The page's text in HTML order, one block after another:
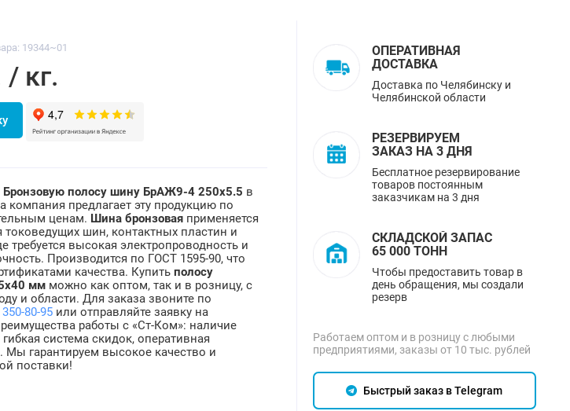
19344~01
/ кг.
Бронзовую полосу шину БрАЖ9-4 250х5.5 в
компания предлагает эту продукцию по
ценам. Шина бронзовая применяется
токоведущих шин, контактных пластин и
требуется высокая электропроводность и
Производится по ГОСТ 1595-90, что
качества. Купитьполосу
мм можно как оптом, так и в розницу, с
и области. Для заказа звоните по
80-95 или отправляйте заявку на
работы с «Ст-Ком»: наличие
система скидок, оперативная
Мы гарантируем высокое качество и
поставки!
ОПЕРАТИВНАЯ
ДОСТАВКА
Доставка по Челябинску и
Челябинской области
РЕЗЕРВИРУЕМ
ЗАКАЗ НА 3 ДНЯ
Бесплатное резервирование
товаров постоянным
заказчикам на 3 дня
СКЛАДСКОЙ ЗАПАС
65 000 ТОНН
Чтобы предоставить товар в
день обращения, мы создали
резерв
Работаем оптом и в розницу с любыми
предприятиями, заказы от 10 тыс. рублей
Быстрый заказ в Telegram